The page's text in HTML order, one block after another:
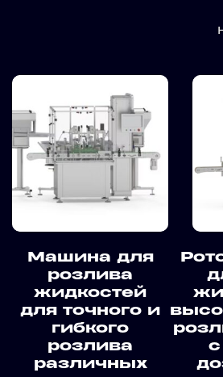
Машина для
розлива
жидкостей
для точного и
гибкого
розлива
различных